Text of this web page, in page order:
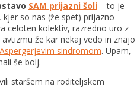
SAM prijazni šoli – to je
, kjer so nas (že spet) prijazno
celoten kolektiv, razredno uro z
že kar nekaj vedo in znajo
Aspergerjevim sindromom. Upam,
še bolj.
staršem na roditeljskem